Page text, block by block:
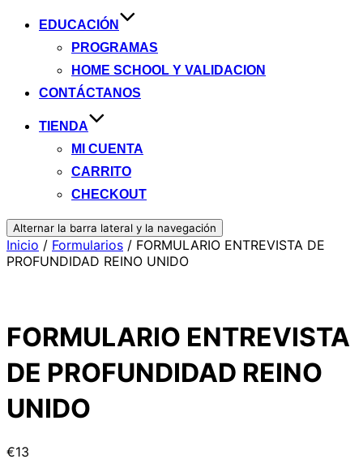
EDUCACIÓN
PROGRAMAS
HOME SCHOOL Y VALIDACION
CONTÁCTANOS
TIENDA
MI CUENTA
CARRITO
CHECKOUT
Alternar la barra lateral y la navegación
Inicio / Formularios / FORMULARIO ENTREVISTA DE
PROFUNDIDAD REINO UNIDO
FORMULARIO ENTREVISTA
DE PROFUNDIDAD REINO
UNIDO
€13